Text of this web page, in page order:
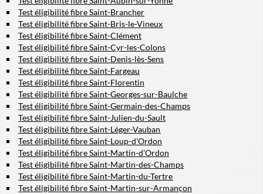
Test éligibilité fibre Saint-Brancher
Test éligibilité fibre Saint-Bris-le-Vineux
Test éligibilité fibre Saint-Clément
Test éligibilité fibre Saint-Cyr-les-Colons
Test éligibilité fibre Saint-Denis-lès-Sens
Test éligibilité fibre Saint-Fargeau
Test éligibilité fibre Saint-Florentin
Test éligibilité fibre Saint-Georges-sur-Baulche
Test éligibilité fibre Saint-Germain-des-Champs
Test éligibilité fibre Saint-Julien-du-Sault
Test éligibilité fibre Saint-Léger-Vauban
Test éligibilité fibre Saint-Loup-d'Ordon
Test éligibilité fibre Saint-Martin-d'Ordon
Test éligibilité fibre Saint-Martin-des-Champs
Test éligibilité fibre Saint-Martin-du-Tertre
Test éligibilité fibre Saint-Martin-sur-Armançon